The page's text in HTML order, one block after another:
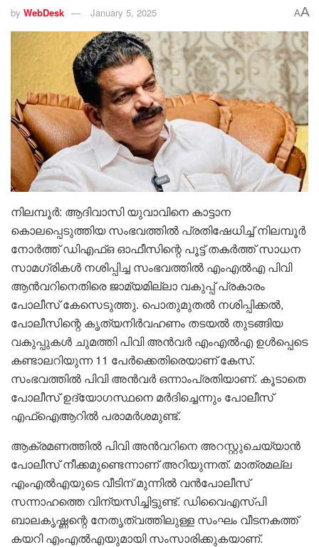
by WebDesk January 5, 2025 AA
നിലമ്പൂർ: ആദിവാസി യുവാവിനെ കാട്ടാന
കൊലപ്പെടുത്തിയ സംഭവത്തിൽ പ്രതിഷേധിച്ച് നിലമ്പൂർ
നോർത്ത് ഡിഎഫ്ഒ ഓഫീസിന്റെ പൂട്ട് തകർത്ത് സാധന
സാമഗ്രികൾ നശിപ്പിച്ച സംഭവത്തിൽ എംഎൽഎ പിവി
ആൻവറിനെതിരെ ജാമ്യമില്ലാ വകുപ്പ് പ്രകാരം
പോലീസ് കേസെടുത്തു. പൊതുമുതൽ നശിപ്പിക്കൽ,
പോലീസിന്റെ കൃത്യനിർവഹണം തടയൽ തുടങ്ങിയ
വകുപ്പുകൾ ചുമത്തി പിവി അൻവർ എംഎൽഎ ഉൾപ്പെടെ
കണ്ടാലറിയുന്ന 11 പേർക്കെതിരെയാണ് കേസ്.
സംഭവത്തിൽ പിവി അൻവർ ഒന്നാംപ്രതിയാണ്. കൂടാതെ
പോലീസ് ഉദ്യോഗസ്ഥനെ മർദിച്ചെന്നും പോലീസ്
എഫ്ഐആറിൽ പരാമർശമുണ്ട്.
ആക്രമണത്തിൽ പിവി അൻവറിനെ അറസ്റ്റുചെയ്യാൻ
പോലീസ് നീക്കമുണ്ടെന്നാണ് അറിയുന്നത്. മാത്രമല്ല
എംഎൽഎയുടെ വീടിന് മുന്നിൽ വൻപോലീസ്
സന്നാഹത്തെ വിന്യസിച്ചിട്ടുണ്ട്. ഡിവൈഎസ്പി
ബാലകൃഷ്ണന്റെ നേതൃത്വത്തിലുള്ള സംഘം വീടനകത്ത്
കയറി എംഎൽഎയുമായി സംസാരിക്കുകയാണ്.